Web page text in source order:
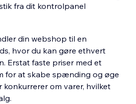
fra dit kontrolpanel
din webshop til en
hvor du kan gøre ethvert
Erstat faste priser med et
for at skabe spænding og øge
konkurrerer om varer, hvilket